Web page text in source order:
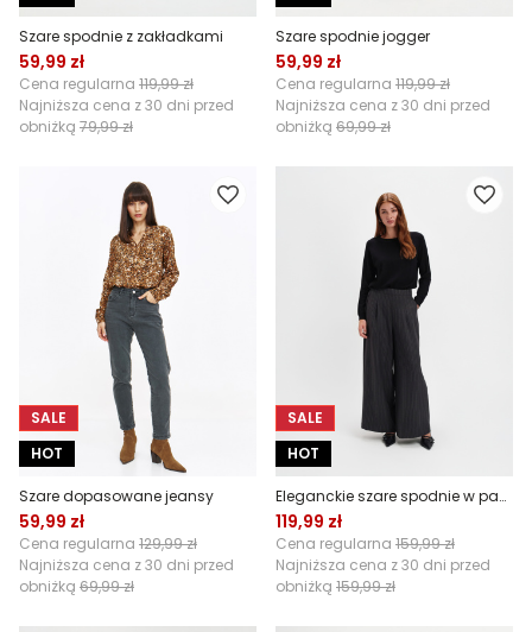
Szare spodnie z zakładkami
59,99 zł
Cena regularna 119,99 zł
Najniższa cena z 30 dni przed
obniżką 79,99 zł
Szare spodnie jogger
59,99 zł
Cena regularna 119,99 zł
Najniższa cena z 30 dni przed
obniżką 69,99 zł
SALE
HOT
Szare dopasowane jeansy
59,99 zł
Cena regularna 129,99 zł
Najniższa cena z 30 dni przed
obniżką 69,99 zł
SALE
HOT
Eleganckie szare spodnie w paski
119,99 zł
Cena regularna 159,99 zł
Najniższa cena z 30 dni przed
obniżką 159,99 zł